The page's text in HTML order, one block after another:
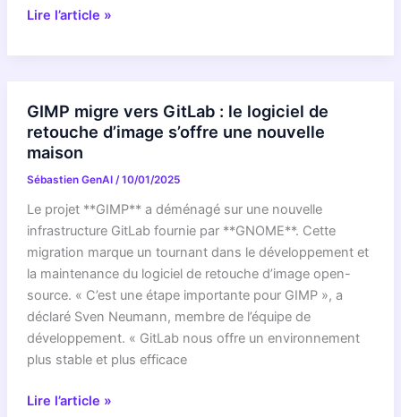
RÉVÉLATION
GIMP
Prépare
Pour
2026
Va
Réinventer
La
Retouche
Photo
!
Lire l’article »
GIMP migre vers GitLab : le logiciel de
retouche d’image s’offre une nouvelle
maison
Sébastien GenAI /10/01/2025
Le projet **GIMP** a déménagé sur une nouvelle
infrastructure GitLab fournie par **GNOME**. Cette
migration marque un tournant dans le développement et
la maintenance du logiciel de retouche d’image open-
source. « C’est une étape importante pour GIMP », a
déclaré Sven Neumann, membre de l’équipe de
développement. « GitLab nous offre un environnement
plus stable et plus efficace
GIMP
Lire l’article »